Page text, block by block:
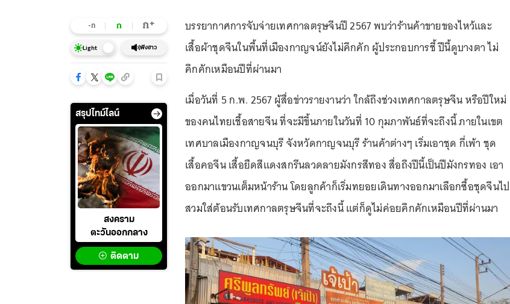
-ก ก ก+
Light ฟังข่าว
สรุปไทม์ไลน์
สงคราม
ตะวันออกกลาง
ติดตาม
บรรยากาศการจับจ่ายเทศกาลตรุษจีนปี 2567 พบว่าร้านค้าขายของไหว้และ
เสื้อผ้าชุดจีนในพื้นที่เมืองกาญจน์ยังไม่คึกคัก ผู้ประกอบการชี้ ปีนี้ดูบางตา ไม่
คึกคักเหมือนปีที่ผ่านมา
เมื่อวันที่ 5 ก.พ. 2567 ผู้สื่อข่าวรายงานว่า ใกล้ถึงช่วงเทศกาลตรุษจีน หรือปีใหม่
ของคนไทยเชื้อสายจีน ที่จะมีขึ้นภายในวันที่ 10 กุมภาพันธ์ที่จะถึงนี้ ภายในเขต
เทศบาลเมืองกาญจนบุรี จังหวัดกาญจนบุรี ร้านค้าต่างๆ เริ่มเอาชุด กี่เพ้า ชุด
เสื้อคอจีน เสื้อยืดสีแดงสกรีนลวดลายมังกรสีทอง สื่อถึงปีนี้เป็นปีมังกรทอง เอา
ออกมาแขวนเต็มหน้าร้าน โดยลูกค้าก็เริ่มทยอยเดินทางออกมาเลือกซื้อชุดจีนไป
สวมใส่ต้อนรับเทศกาลตรุษจีนที่จะถึงนี้ แต่ก็ดูไม่ค่อยคึกคักเหมือนปีที่ผ่านมา